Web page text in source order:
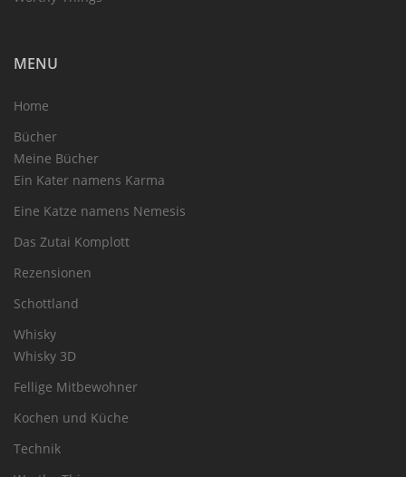
MENU
Home
Bücher
Meine Bücher
Ein Kater namens Karma
Eine Katze namens Nemesis
Das Zutai Komplott
Rezensionen
Schottland
Whisky
Whisky 3D
Fellige Mitbewohner
Kochen und Küche
Technik